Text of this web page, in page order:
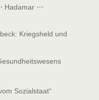
Hadamar ⋯
Kriegsheld und
Sozialstaat“